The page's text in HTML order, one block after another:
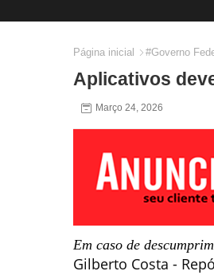
Página inicial #Governo
Aplicativos
Março 24, 2026
Em caso de
Gilberto Costa -